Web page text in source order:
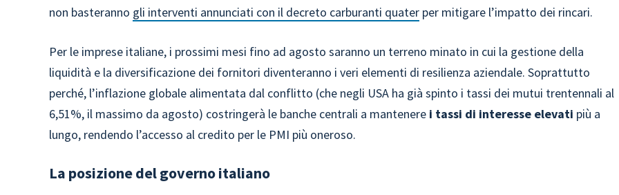
non basteranno gli interventi annunciati con il decreto carburanti quater per mitigare l’impatto dei rincari.
Per le imprese italiane, i prossimi mesi fino ad agosto saranno un terreno minato in cui la gestione della
liquidità e la diversificazione dei fornitori diventeranno i veri elementi di resilienza aziendale. Soprattutto
perché, l’inflazione globale alimentata dal conflitto (che negli USA ha già spinto i tassi dei mutui trentennali al
6,51%, il massimo da agosto) costringerà le banche centrali a mantenere i tassi di interesse elevati più a
lungo, rendendo l’accesso al credito per le PMI più oneroso.
La posizione del governo italiano